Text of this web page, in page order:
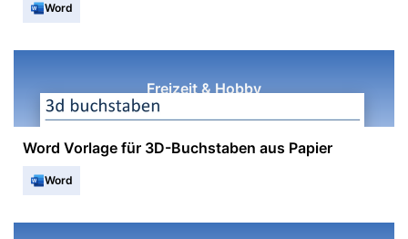
Word
Freizeit & Hobby
Word Vorlage für 3D-Buchstaben aus Papier
Word